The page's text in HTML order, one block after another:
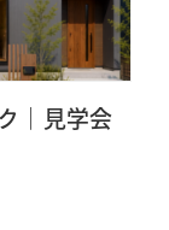
｜見学会